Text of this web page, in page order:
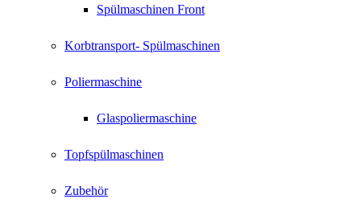
Spülmaschinen Front
Korbtransport- Spülmaschinen
Poliermaschine
Glaspoliermaschine
Topfspülmaschinen
Zubehör